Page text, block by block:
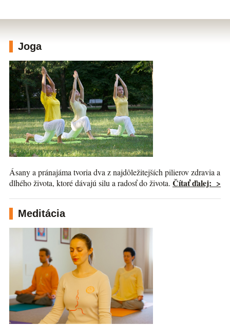
Joga
Ásany a pránajáma tvoria dva z najdôležitejších pilierov zdravia a
dlhého života, ktoré dávajú silu a radosť do života. Čítať ďalej: >
Meditácia